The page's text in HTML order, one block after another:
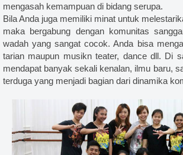
sablon kaos banda aceh , sablon kaos mataram, sablon
pangkalpinang, sablon kaos palangkarya, sablon kaos palu, sablon
denpasar, sablon kaos ambon, sablon kaos kendari, sablon kaos jayapura,
sablon kaos sibolga, sablon kaos surakarta , sablon kaos pekalongan,
tebingtinggi , sablon kaos cirebon, sablon kaos mojokerto, sablon
kaos bukittinggi, sablon kaos batu, sablon kaos dumai, sablon kaos,
mengasah kemampuan di bidang serupa.
Bila Anda juga memiliki minat untuk
maka bergabung dengan komunitas
wadah yang sangat cocok. Anda bisa
tarian maupun musikn teater, dance dll. Di
mendapat banyak sekali kenalan, ilmu baru,
terduga yang menjadi bagian dari dinamika